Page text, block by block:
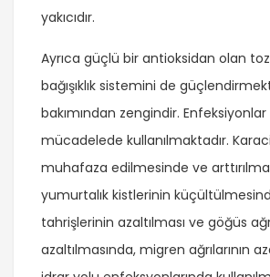
yakıcıdır.
Ayrıca güçlü bir antioksidan olan
bağışıklık sistemini de
bakımından zengindir. Enfeksiyonlar
mücadelede kullanılmaktadır.
muhafaza edilmesinde ve
yumurtalık kistlerinin
tahrişlerinin azaltılması ve göğüs
azaltılmasında, migren ağrılarının